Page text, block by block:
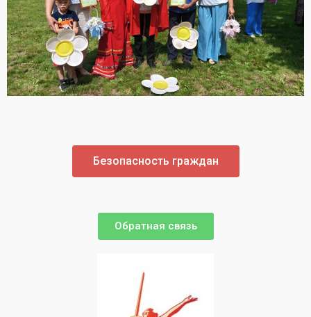
Безопасность граждан
Обратная связь